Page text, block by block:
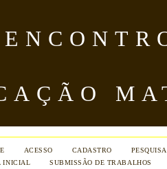
ACESSO CADASTRO
PESQUISA
INICIAL
SUBMISSÃO DE TRABALHOS